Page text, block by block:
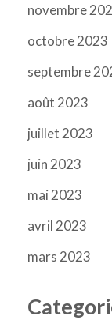
novembre
octobre 2023
septembre
août 2023
juillet 2023
juin 2023
mai 2023
avril 2023
mars 2023